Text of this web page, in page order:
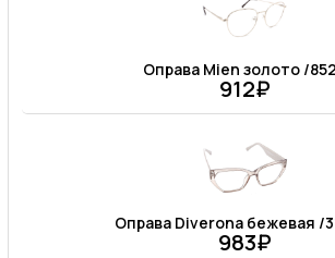
Оправа Mien золото /
912₽
Оправа Diverona бежевая /
983₽